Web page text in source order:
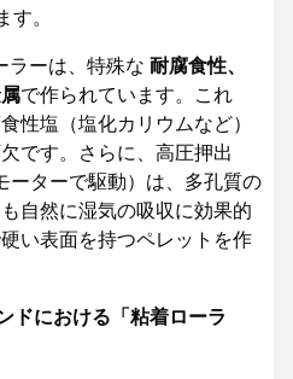
す。
ラーは、特殊な 耐腐食性、
で作られています。これ
性塩（塩化カリウムなど）
です。さらに、高圧押出
ーターで駆動）は、多孔質の
自然に湿気の吸収に効果的
い表面を持つペレットを作
ドにおける「粘着ローラ